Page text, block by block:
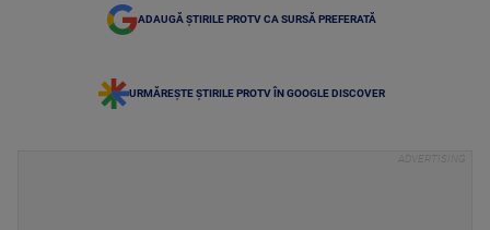
ADAUGĂ ȘTIRILE PROTV CA SURSĂ PREFERATĂ
URMĂREȘTE ȘTIRILE PROTV ÎN GOOGLE DISCOVER